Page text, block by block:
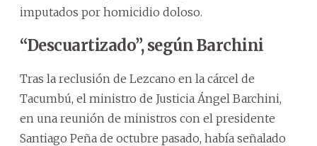
imputados por homicidio doloso.
“Descuartizado”, según Barchini
Tras la reclusión de Lezcano en la cárcel de
Tacumbú, el ministro de Justicia Ángel Barchini,
en una reunión de ministros con el presidente
Santiago Peña de octubre pasado, había señalado